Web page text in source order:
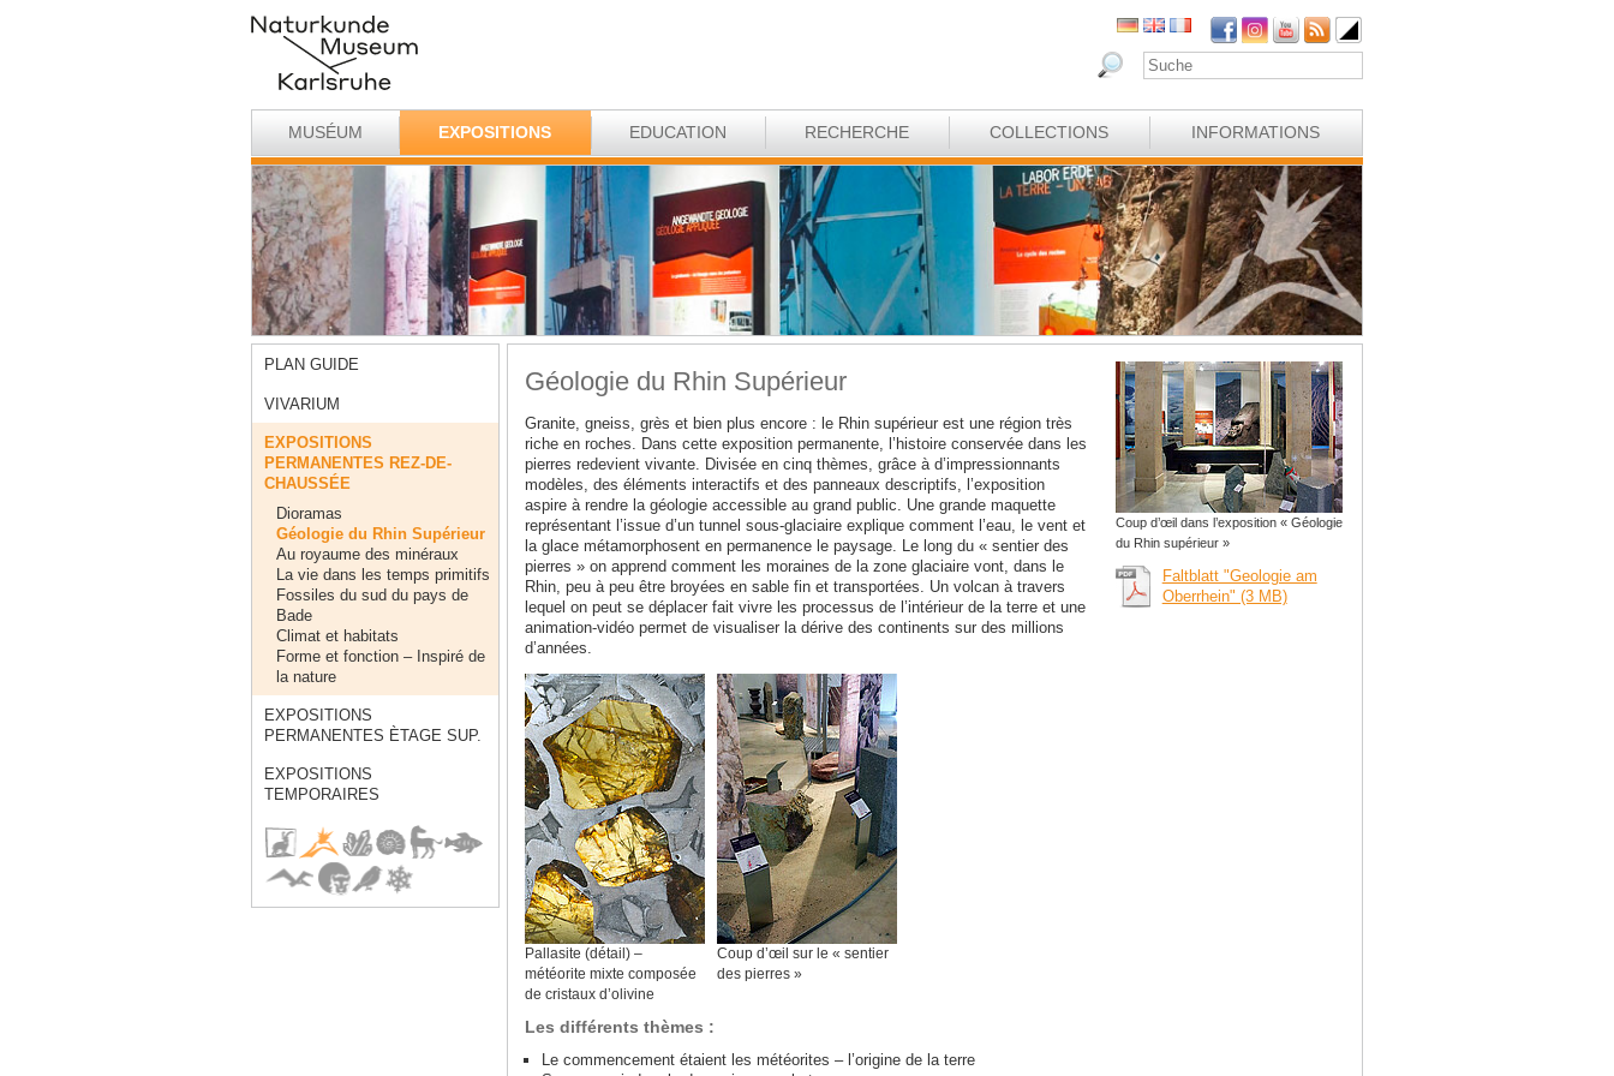
MUSÉUM EXPOSITIONS EDUCATION RECHERCHE COLLECTIONS INFORMATIONS
PLAN GUIDE
VIVARIUM
EXPOSITIONS
PERMANENTES REZ-DE-
CHAUSSÉE
Dioramas
Géologie du Rhin Supérieur
Au royaume des minéraux
La vie dans les temps primitifs
Fossiles du sud du pays de
Bade
Climat et habitats
Forme et fonction – Inspiré de
la nature
EXPOSITIONS
PERMANENTES ÈTAGE SUP.
EXPOSITIONS
TEMPORAIRES
Géologie du Rhin Supérieur
Granite, gneiss, grès et bien plus encore : le Rhin supérieur est une région très
riche en roches. Dans cette exposition permanente, l’histoire conservée dans les
pierres redevient vivante. Divisée en cinq thèmes, grâce à d’impressionnants
modèles, des éléments interactifs et des panneaux descriptifs, l’exposition
aspire à rendre la géologie accessible au grand public. Une grande maquette
représentant l’issue d’un tunnel sous-glaciaire explique comment l’eau, le vent et
la glace métamorphosent en permanence le paysage. Le long du « sentier des
pierres » on apprend comment les moraines de la zone glaciaire vont, dans le
Rhin, peu à peu être broyées en sable fin et transportées. Un volcan à travers
lequel on peut se déplacer fait vivre les processus de l’intérieur de la terre et une
animation-vidéo permet de visualiser la dérive des continents sur des millions
d’années.
Pallasite (détail) –
météorite mixte composée
de cristaux d’olivine
Coup d’œil sur le « sentier
des pierres »
Les différents thèmes :
Le commencement étaient les météorites – l’origine de la terre
Coup d’œil dans l’exposition « Géologie
du Rhin supérieur »
Faltblatt "Geologie am
Oberrhein" (3 MB)